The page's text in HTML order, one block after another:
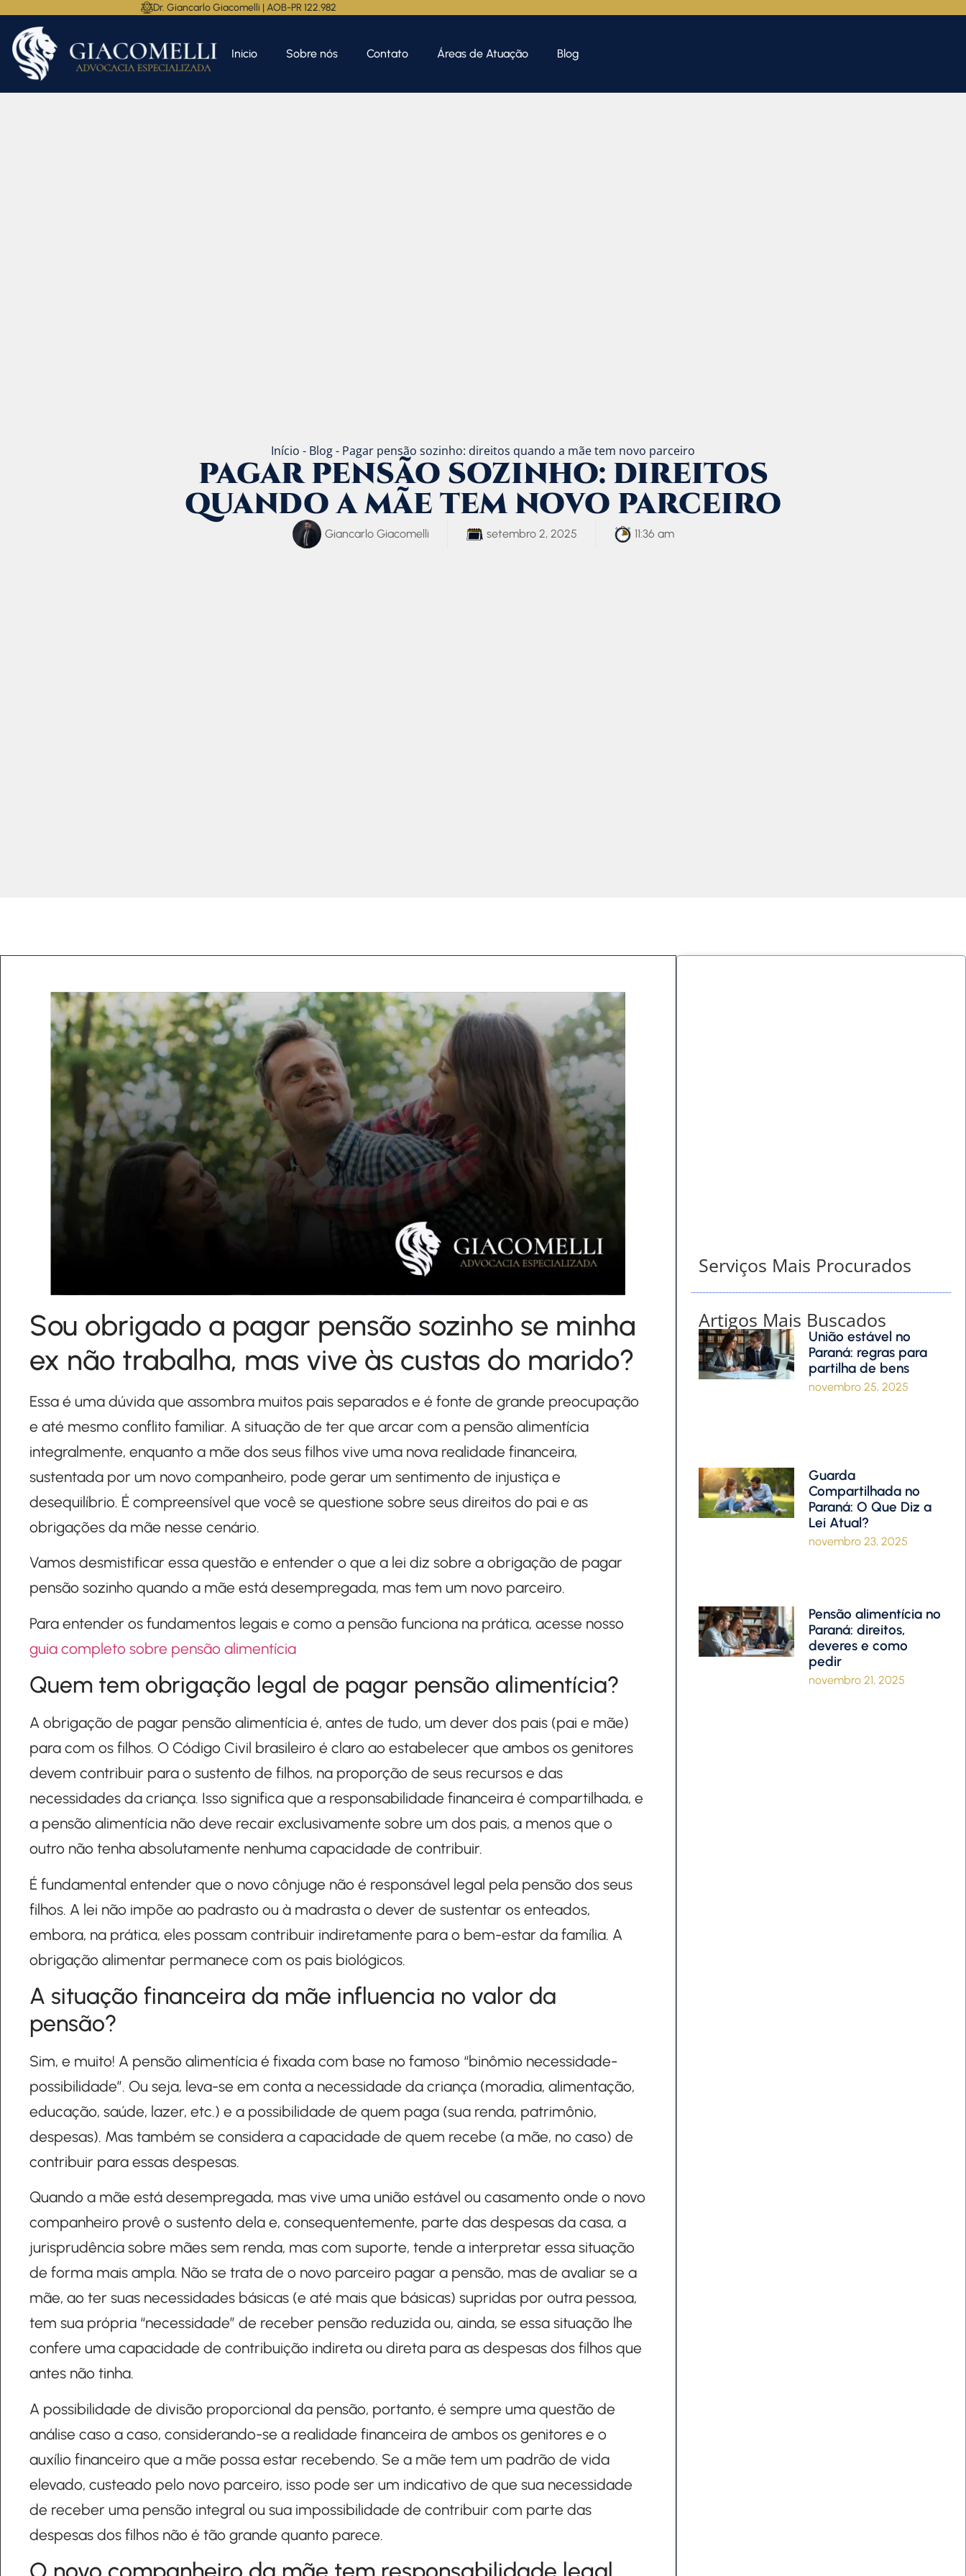
Dr. Giancarlo Giacomelli | AOB-PR 122.982
Inicio Sobre nós Contato Áreas de Atuação Blog
Início - Blog- Pagar pensão sozinho: direitos quando a mãe tem novo parceiro
PAGAR PENSÃO SOZINHO: DIREITOS
QUANDO A MÃE TEM NOVO PARCEIRO
Giancarlo Giacomelli setembro 2, 2025 11:36 am
Sou obrigado a pagar pensão sozinho se minha
ex não trabalha, mas vive às custas do marido?
Essa é uma dúvida que assombra muitos pais separados e é fonte de grande preocupação
e até mesmo conflito familiar. A situação de ter que arcar com a pensão alimentícia
integralmente, enquanto a mãe dos seus filhos vive uma nova realidade financeira,
sustentada por um novo companheiro, pode gerar um sentimento de injustiça e
desequilíbrio. É compreensível que você se questione sobre seus direitos do pai e as
obrigações da mãe nesse cenário.
Vamos desmistificar essa questão e entender o que a lei diz sobre a obrigação de pagar
pensão sozinho quando a mãe está desempregada, mas tem um novo parceiro.
Para entender os fundamentos legais e como a pensão funciona na prática, acesse nosso
guia completo sobre pensão alimentícia
Quem tem obrigação legal de pagar pensão alimentícia?
A obrigação de pagar pensão alimentícia é, antes de tudo, um dever dos pais (pai e mãe)
para com os filhos. O Código Civil brasileiro é claro ao estabelecer que ambos os genitores
devem contribuir para o sustento de filhos, na proporção de seus recursos e das
necessidades da criança. Isso significa que a responsabilidade financeira é compartilhada, e
a pensão alimentícia não deve recair exclusivamente sobre um dos pais, a menos que o
outro não tenha absolutamente nenhuma capacidade de contribuir.
É fundamental entender que o novo cônjuge não é responsável legal pela pensão dos seus
filhos. A lei não impõe ao padrasto ou à madrasta o dever de sustentar os enteados,
embora, na prática, eles possam contribuir indiretamente para o bem-estar da família. A
obrigação alimentar permanece com os pais biológicos.
A situação financeira da mãe influencia no valor da
pensão?
Sim, e muito! A pensão alimentícia é fixada com base no famoso “binômio necessidade-
possibilidade”. Ou seja, leva-se em conta a necessidade da criança (moradia, alimentação,
educação, saúde, lazer, etc.) e a possibilidade de quem paga (sua renda, patrimônio,
despesas). Mas também se considera a capacidade de quem recebe (a mãe, no caso) de
contribuir para essas despesas.
Quando a mãe está desempregada, mas vive uma união estável ou casamento onde o novo
companheiro provê o sustento dela e, consequentemente, parte das despesas da casa, a
jurisprudência sobre mães sem renda, mas com suporte, tende a interpretar essa situação
de forma mais ampla. Não se trata de o novo parceiro pagar a pensão, mas de avaliar se a
mãe, ao ter suas necessidades básicas (e até mais que básicas) supridas por outra pessoa,
tem sua própria “necessidade” de receber pensão reduzida ou, ainda, se essa situação lhe
confere uma capacidade de contribuição indireta ou direta para as despesas dos filhos que
antes não tinha.
A possibilidade de divisão proporcional da pensão, portanto, é sempre uma questão de
análise caso a caso, considerando-se a realidade financeira de ambos os genitores e o
auxílio financeiro que a mãe possa estar recebendo. Se a mãe tem um padrão de vida
elevado, custeado pelo novo parceiro, isso pode ser um indicativo de que sua necessidade
de receber uma pensão integral ou sua impossibilidade de contribuir com parte das
despesas dos filhos não é tão grande quanto parece.
Serviços Mais Procurados
Artigos Mais Buscados
União estável no
Paraná: regras para
partilha de bens
novembro 25, 2025
Guarda
Compartilhada no
Paraná: O Que Diz a
Lei Atual?
novembro 23, 2025
Pensão alimentícia no
Paraná: direitos,
deveres e como
pedir
novembro 21, 2025